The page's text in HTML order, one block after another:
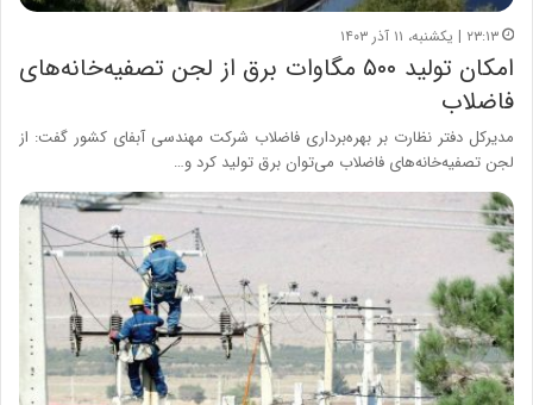
۲۳:۱۳ | یکشنبه، ۱۱ آذر ۱۴۰۳
امکان تولید ۵۰۰ مگاوات برق از لجن‌ تصفیه‌خانه‌های
فاضلاب
مدیرکل دفتر نظارت بر بهره‌برداری فاضلاب شرکت مهندسی آبفای کشور گفت: از
لجن تصفیه‌خانه‌های فاضلاب می‌توان برق تولید کرد و…